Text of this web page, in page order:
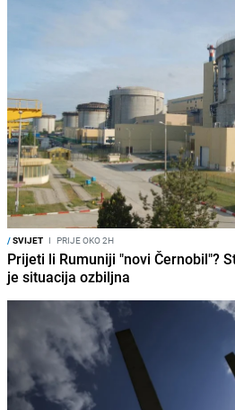
/SVIJET I PRIJE OKO 2H
Prijeti li Rumuniji "novi Černobil"?
je situacija ozbiljna